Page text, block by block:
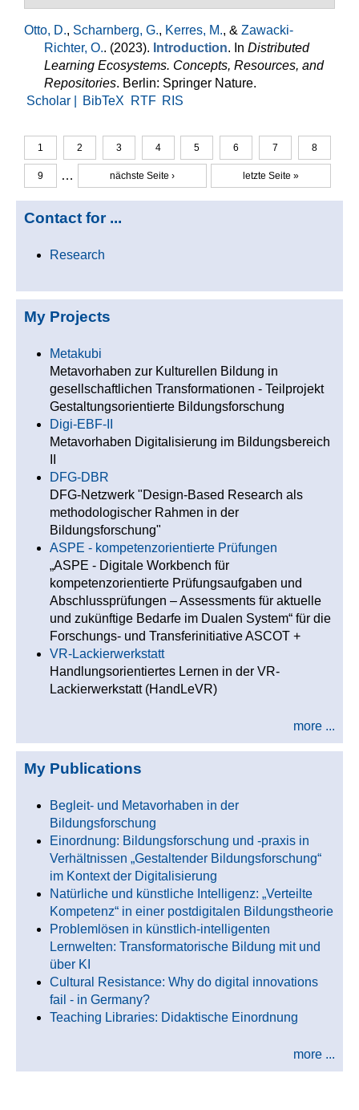
Otto, D., Scharnberg, G., Kerres, M., & Zawacki-
Richter, O.. (2023). Introduction. In Distributed
Learning Ecosystems. Concepts, Resources, and
Repositories. Berlin: Springer Nature.
Scholar |
BibTeX RTF RIS
Seiten
1 2 3 4 5 6 7 8
9 … nächste Seite › letzte Seite »
Contact for ...
Research
My Projects
Metakubi
Metavorhaben zur Kulturellen Bildung in
gesellschaftlichen Transformationen - Teilprojekt
Gestaltungsorientierte Bildungsforschung
Digi-EBF-II
Metavorhaben Digitalisierung im Bildungsbereich
DFG-DBR
DFG-Netzwerk "Design-Based Research als
methodologischer Rahmen in der
Bildungsforschung"
ASPE - kompetenzorientierte Prüfungen
„ASPE - Digitale Workbench für
kompetenzorientierte Prüfungsaufgaben und
Abschlussprüfungen – Assessments für aktuelle
und zukünftige Bedarfe im Dualen System“ für die
Forschungs- und Transferinitiative ASCOT +
VR-Lackierwerkstatt
Handlungsorientiertes Lernen in der VR-
Lackierwerkstatt (HandLeVR)
more ...
My Publications
Begleit- und Metavorhaben in der
Bildungsforschung
Einordnung: Bildungsforschung und -praxis in
Verhältnissen „Gestaltender Bildungsforschung“
im Kontext der Digitalisierung
Natürliche und künstliche Intelligenz: „Verteilte
Kompetenz“ in einer postdigitalen Bildungstheorie
Problemlösen in künstlich-intelligenten
Lernwelten: Transformatorische Bildung mit und
über KI
Cultural Resistance: Why do digital innovations
fail - in Germany?
Teaching Libraries: Didaktische Einordnung
more ...